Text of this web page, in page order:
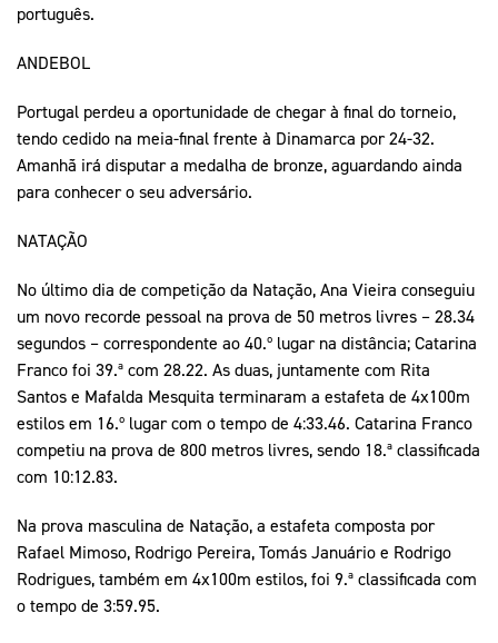
português.
ANDEBOL
Portugal perdeu a oportunidade de chegar à final do torneio,
tendo cedido na meia-final frente à Dinamarca por 24-32.
Amanhã irá disputar a medalha de bronze, aguardando ainda
para conhecer o seu adversário.
NATAÇÃO
No último dia de competição da Natação, Ana Vieira conseguiu
um novo recorde pessoal na prova de 50 metros livres – 28.34
segundos – correspondente ao 40.º lugar na distância; Catarina
Franco foi 39.ª com 28.22. As duas, juntamente com Rita
Santos e Mafalda Mesquita terminaram a estafeta de 4x100m
estilos em 16.º lugar com o tempo de 4:33.46. Catarina Franco
competiu na prova de 800 metros livres, sendo 18.ª classificada
com 10:12.83.
Na prova masculina de Natação, a estafeta composta por
Rafael Mimoso, Rodrigo Pereira, Tomás Januário e Rodrigo
Rodrigues, também em 4x100m estilos, foi 9.ª classificada com
o tempo de 3:59.95.